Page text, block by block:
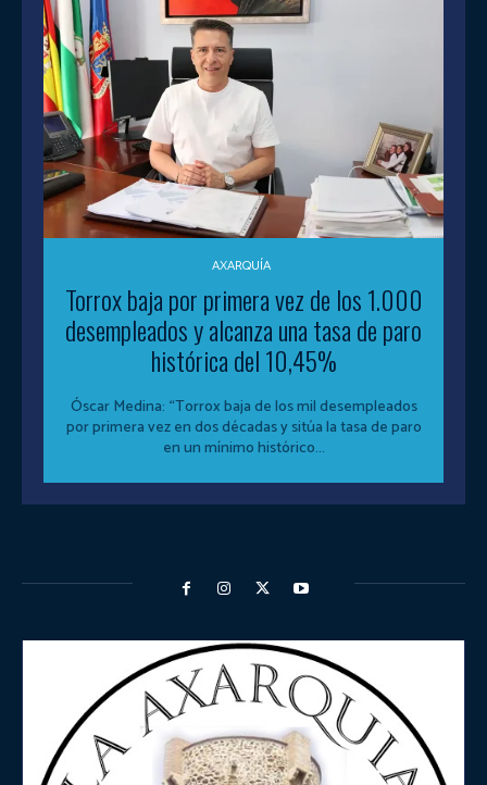
AXARQUÍA
Torrox baja por primera vez de los 1.000
desempleados y alcanza una tasa de paro
histórica del 10,45%
Óscar Medina: “Torrox baja de los mil desempleados
por primera vez en dos décadas y sitúa la tasa de paro
en un mínimo histórico...